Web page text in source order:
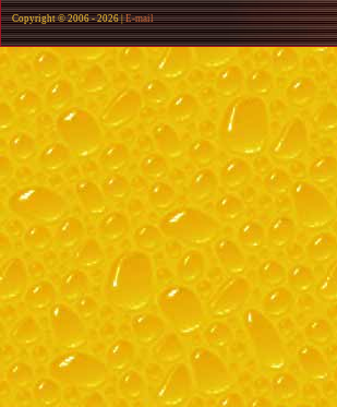
Copyright © 2006 -2026 |E-mail